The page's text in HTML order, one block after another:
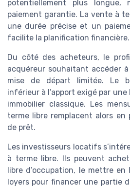
potentiellement plus longue,
paiement garantie. La vente à
une durée précise et un
facilite la planification financière.
Du côté des acheteurs, le
acquéreur souhaitant accéder
mise de départ limitée. Le
inférieur à l’apport exigé par
immobilier classique. Les
terme libre remplacent alors en
de prêt.
Les investisseurs locatifs
à terme libre. Ils peuvent
libre d’occupation, le mettre
loyers pour financer une partie